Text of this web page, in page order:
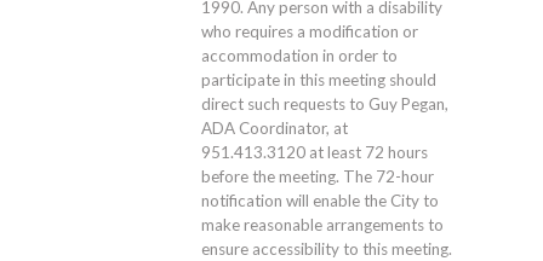
1990. Any person with a disability
who requires a modification or
accommodation in order to
participate in this meeting should
direct such requests to Guy Pegan,
ADA Coordinator, at
951.413.3120at least 72 hours
before the meeting. The 72-hour
notification will enable the City to
make reasonable arrangements to
ensure accessibility to this meeting.